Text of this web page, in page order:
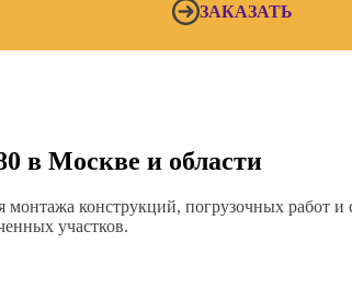
ЗАКАЗАТЬ
в Москве и области
конструкций, погрузочных работ и
участков.